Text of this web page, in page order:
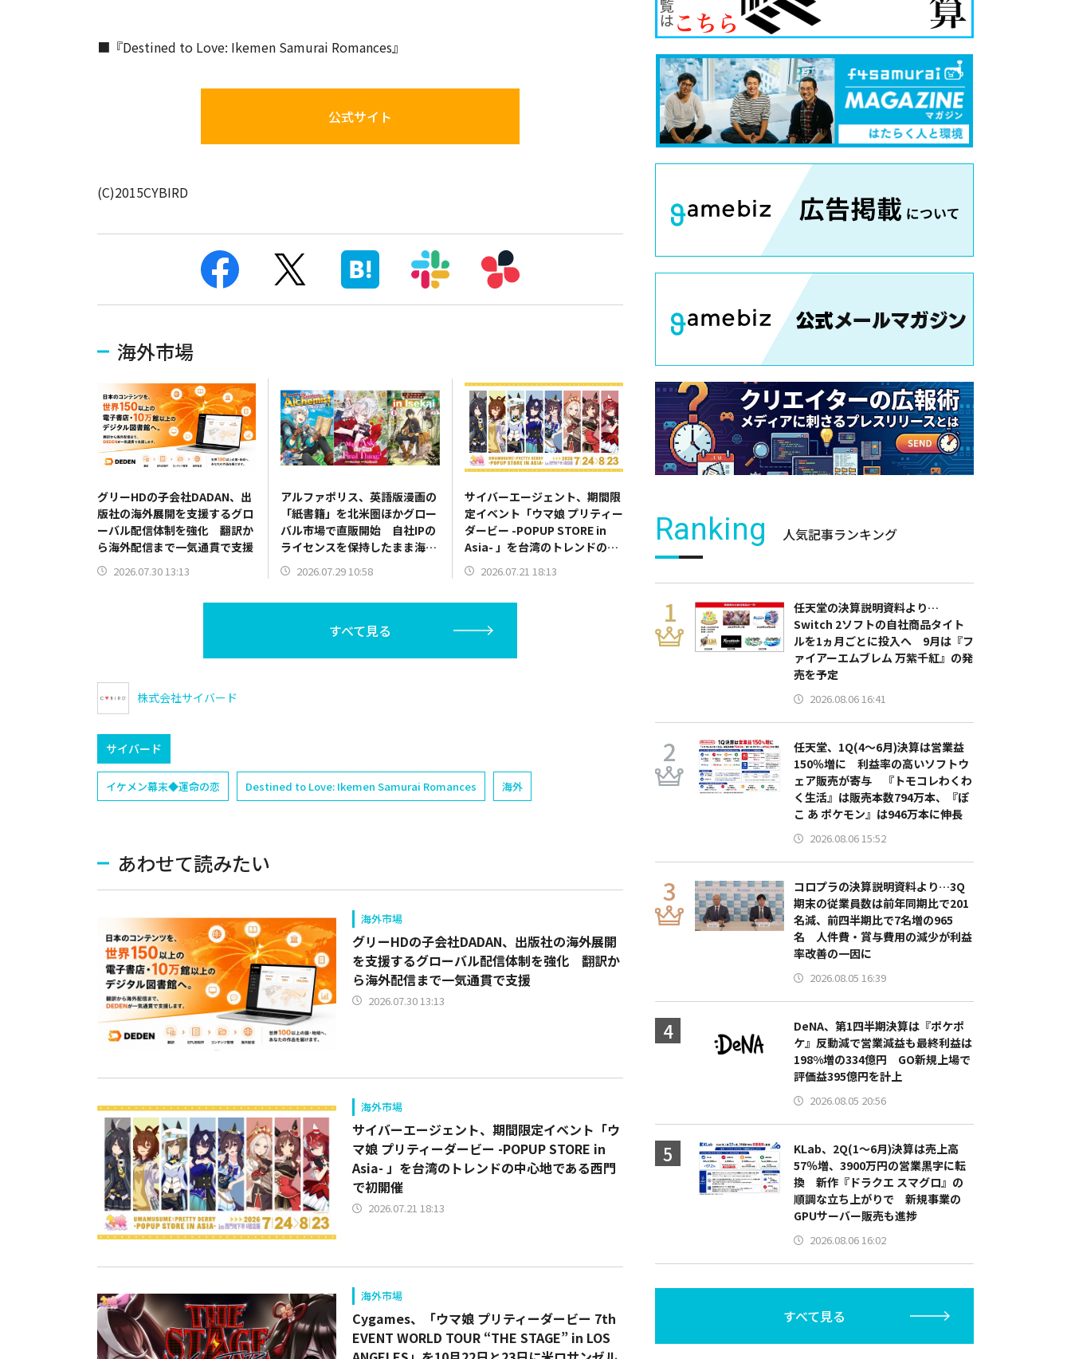
■『Destined to Love: Ikemen Samurai Romances』
公式サイト
(C)2015CYBIRD
海外市場
グリーHDの子会社DADAN、出
版社の海外展開を支援するグロ
ーバル配信体制を強化 翻訳か
ら海外配信まで一気通貫で支援
2026.07.30 13:13
アルファポリス、英語版漫画の
「紙書籍」を北米圏ほかグロー
バル市場で直販開始 自社IPの
ライセンスを保持したまま海外
流通網を開拓
2026.07.29 10:58
サイバーエージェント、期間限
定イベント「ウマ娘 プリティー
ダービー -POPUP STORE in
Asia- 」を台湾のトレンドの中
心地である西門で初開催
2026.07.21 18:13
すべて見る
株式会社サイバード
サイバード
イケメン幕末◆運命の恋 Destined to Love: Ikemen Samurai Romances 海外
あわせて読みたい
海外市場
グリーHDの子会社DADAN、出版社の海外展開
を支援するグローバル配信体制を強化 翻訳か
ら海外配信まで一気通貫で支援
2026.07.30 13:13
海外市場
サイバーエージェント、期間限定イベント「ウ
マ娘 プリティーダービー -POPUP STORE in
Asia- 」を台湾のトレンドの中心地である西門
で初開催
2026.07.21 18:13
海外市場
Cygames、「ウマ娘 プリティーダービー 7th
EVENT WORLD TOUR “THE STAGE” in LOS
Ranking 人気記事ランキング
任天堂の決算説明資料より…
Switch 2ソフトの自社商品タイト
ルを1ヵ月ごとに投入へ 9月は『フ
ァイアーエムブレム 万紫千紅』の発
売を予定
2026.08.06 16:41
任天堂、1Q(4～6月)決算は営業益
150％増に 利益率の高いソフトウ
ェア販売が寄与 『トモコレわくわ
く生活』は販売本数794万本、『ぽ
こ あ ポケモン』は946万本に伸長
2026.08.06 15:52
コロプラの決算説明資料より…3Q
期末の従業員数は前年同期比で201
名減、前四半期比で7名増の965
名 人件費・賞与費用の減少が利益
率改善の一因に
2026.08.05 16:39
DeNA、第1四半期決算は『ポケポ
ケ』反動減で営業減益も最終利益は
198%増の334億円 GO新規上場で
評価益395億円を計上
2026.08.05 20:56
KLab、2Q(1～6月)決算は売上高
57％増、3900万円の営業黒字に転
換 新作『ドラクエ スマグロ』の
順調な立ち上がりで 新規事業の
GPUサーバー販売も進捗
2026.08.06 16:02
すべて見る